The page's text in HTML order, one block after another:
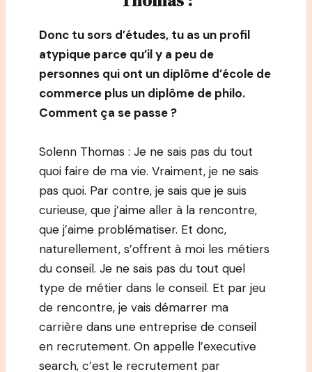
Donc tu sors d’études, tu as un profil
atypique parce qu’il y a peu de
personnes qui ont un diplôme d’école de
commerce plus un diplôme de philo.
Comment ça se passe ?
Solenn Thomas : Je ne sais pas du tout
quoi faire de ma vie. Vraiment, je ne sais
pas quoi. Par contre, je sais que je suis
curieuse, que j’aime aller à la rencontre,
que j’aime problématiser. Et donc,
naturellement, s’offrent à moi les métiers
du conseil. Je ne sais pas du tout quel
type de métier dans le conseil. Et par jeu
de rencontre, je vais démarrer ma
carrière dans une entreprise de conseil
en recrutement. On appelle l’executive
search, c’est le recrutement par